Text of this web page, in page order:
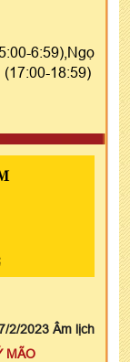
6:59),Ngọ
(17:00-18:59)
2/2023 Âm lịch
MÃO